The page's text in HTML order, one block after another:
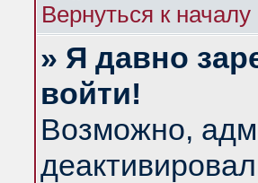
Вернуться к началу
» Я давно
войти!
Возможно,